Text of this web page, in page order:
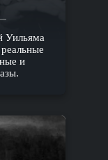
Уильяма
и